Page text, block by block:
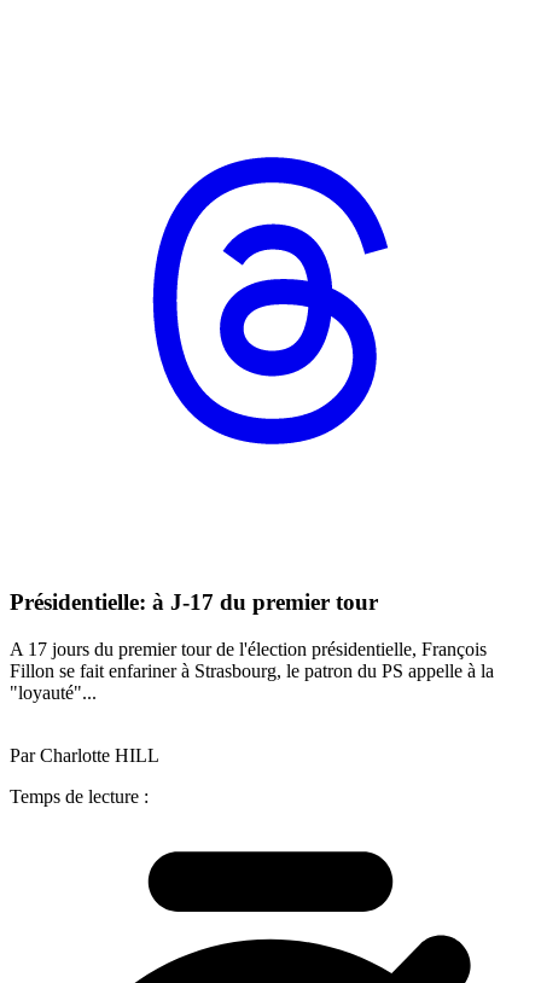
Présidentielle: à J-17 du premier tour
A 17 jours du premier tour de l'élection présidentielle, François
Fillon se fait enfariner à Strasbourg, le patron du PS appelle à la
"loyauté"...
Par Charlotte HILL
Temps de lecture :